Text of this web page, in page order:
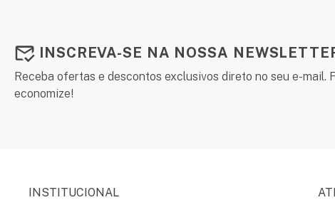
INSCREVA-SE NA NOSSA
Receba ofertas e descontos exclusivos direto no seu e-mail.
economize!
INSTITUCIONAL